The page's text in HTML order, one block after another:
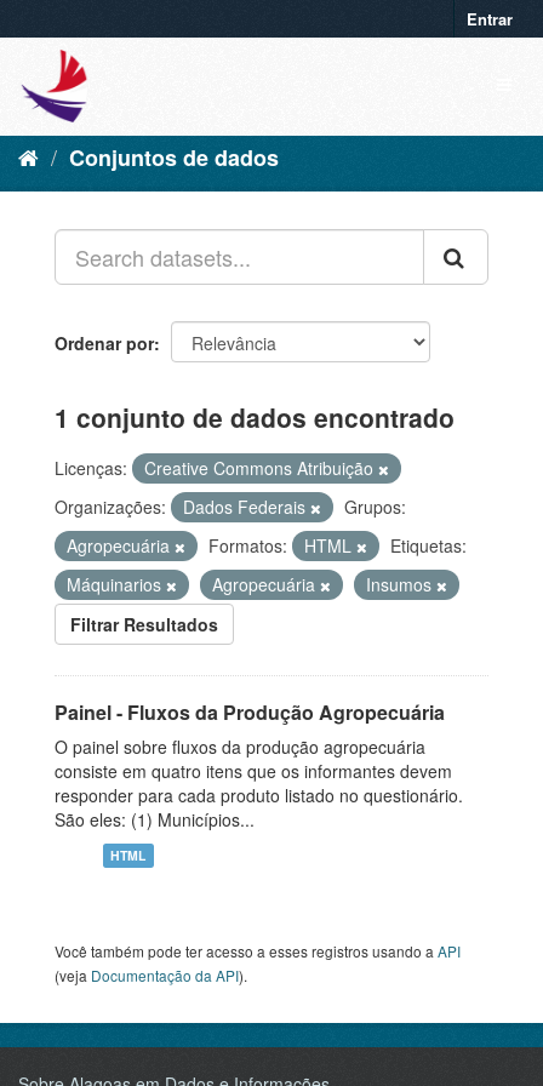
Entrar
Conjuntos de dados
Ordenar por
1 conjunto de dados encontrado
Licenças:
Creative Commons Atribuição
Organizações:
Dados Federais
Grupos:
Agropecuária
Formatos: HTML
Etiquetas:
Máquinarios
Agropecuária
Insumos
Filtrar Resultados
Painel - Fluxos da Produção Agropecuária
O painel sobre fluxos da produção agropecuária
consiste em quatro itens que os informantes devem
responder para cada produto listado no questionário.
São eles: (1) Municípios...
HTML
Você também pode ter acesso a esses registros usando a API
(veja Documentação da API).